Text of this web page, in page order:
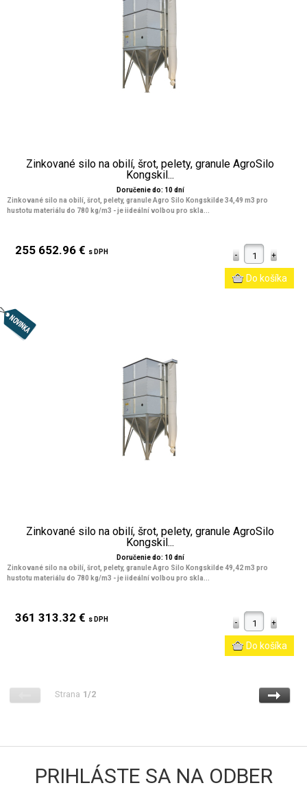
Zinkované silo na obilí, šrot, pelety, granule AgroSilo
Kongskil...
Doručenie do: 10 dní
Zinkované silo na obilí, šrot, pelety, granule Agro Silo Kongskilde 34,49 m3 pro
hustotu materiálu do 780 kg/m3 - je iideální volbou pro skla...
255 652.96 € s DPH
Zinkované silo na obilí, šrot, pelety, granule AgroSilo
Kongskil...
Doručenie do: 10 dní
Zinkované silo na obilí, šrot, pelety, granule Agro Silo Kongskilde 49,42 m3 pro
hustotu materiálu do 780 kg/m3 - je iideální volbou pro skla...
361 313.32 € s DPH
Strana 1/2
PRIHLÁSTE SA NA ODBER